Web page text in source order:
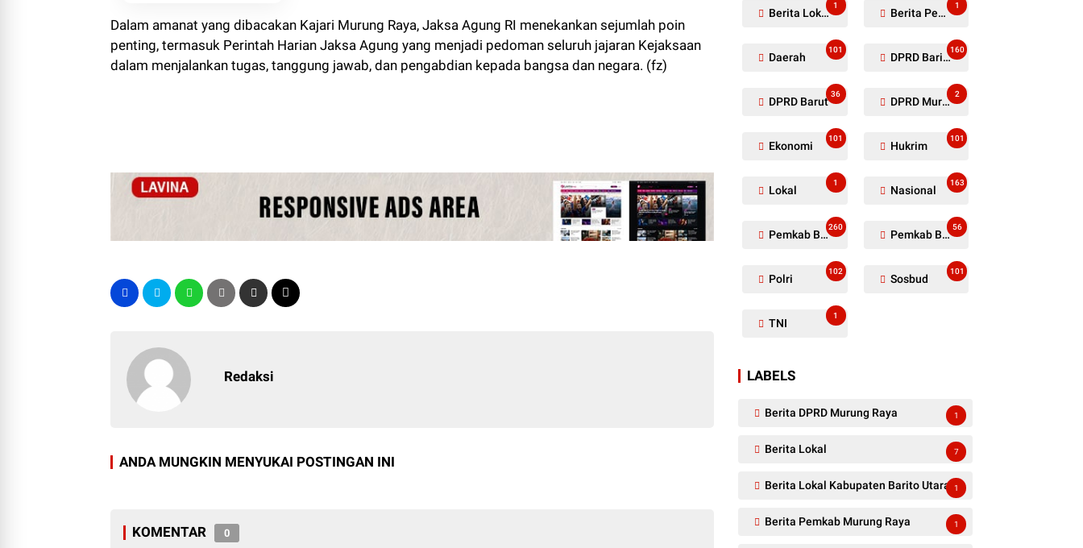
Dalam amanat yang dibacakan Kajari Murung Raya, Jaksa Agung RI menekankan sejumlah poin
penting, termasuk Perintah Harian Jaksa Agung yang menjadi pedoman seluruh jajaran Kejaksaan
dalam menjalankan tugas, tanggung jawab, dan pengabdian kepada bangsa dan negara. (fz)
Redaksi
ANDA MUNGKIN MENYUKAI POSTINGAN INI
KOMENTAR 0
Berita Lokal Kabupaten Barito Utara
1
Berita Pemkab Murung Raya
1
Daerah
101
DPRD Barito Utara
160
DPRD Barut
36
DPRD Murung Raya
2
Ekonomi
101
Hukrim
101
Lokal
1
Nasional
163
Pemkab Barito Utara
260
Pemkab Barut
56
Polri
102
Sosbud
101
TNI
1
LABELS
Berita DPRD Murung Raya 1
Berita Lokal 7
Berita Lokal Kabupaten Barito Utara 1
Berita Pemkab Murung Raya 1